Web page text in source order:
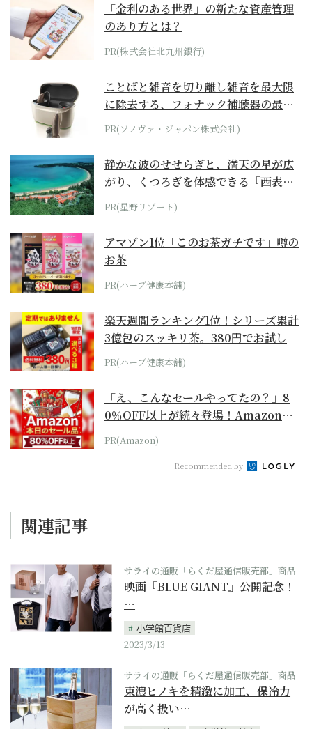
「金利のある世界」の新たな資産管理
のあり方とは？
PR(株式会社北九州銀行)
ことばと雑音を切り離し雑音を最大限
に除去する、フォナック補聴器の最上
位モデル
PR(ソノヴァ・ジャパン株式会社)
静かな波のせせらぎと、満天の星が広
がり、くつろぎを体感できる『西表島
ホテル by...
PR(星野リゾート)
アマゾン1位「このお茶ガチです」噂の
お茶
PR(ハーブ健康本舗)
楽天週間ランキング1位！シリーズ累計
3億包のスッキリ茶。380円でお試し
PR(ハーブ健康本舗)
「え、こんなセールやってたの？」8
0％OFF以上が続々登場！Amazonの
本気が...
PR(Amazon)
Recommended by
関連記事
サライの通販「らくだ屋通信販売部」商品
映画『BLUE GIANT』公開記念！
…
小学館百貨店
2023/3/13
サライの通販「らくだ屋通信販売部」商品
東濃ヒノキを精緻に加工、保冷力
が高く扱い…